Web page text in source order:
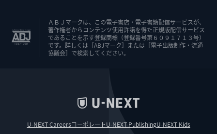
ＡＢＪマークは、この電子書店・電子書籍配信サービスが、
著作権者からコンテンツ使用許諾を得た正規版配信サービス
であることを示す登録商標（登録番号第６０９１７１３号）
です。詳しくは［ABJマーク］または［電子出版制作・流通
協議会］で検索してください。
U-NEXT CareersコーポレートU-NEXT PublishingU-NEXT Kids